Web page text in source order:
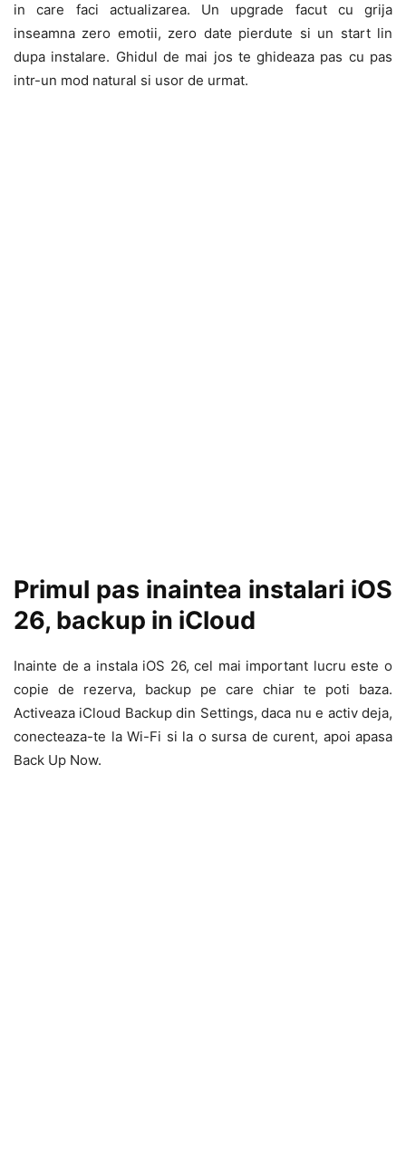
in care faci actualizarea. Un upgrade facut cu grija
inseamna zero emotii, zero date pierdute si un start lin
dupa instalare. Ghidul de mai jos te ghideaza pas cu pas
intr-un mod natural si usor de urmat.
Primul pas inaintea instalari iOS
26, backup in iCloud
Inainte de a instala iOS 26, cel mai important lucru este o
copie de rezerva, backup pe care chiar te poti baza.
Activeaza iCloud Backup din Settings, daca nu e activ deja,
conecteaza-te la Wi-Fi si la o sursa de curent, apoi apasa
Back Up Now.